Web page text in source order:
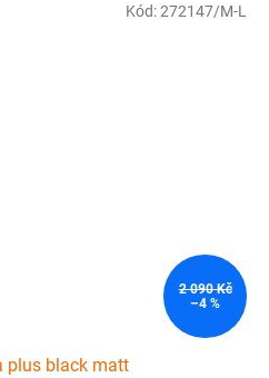
2 090 Kč
–4 %
plus black matt
Kód:272147/M-L